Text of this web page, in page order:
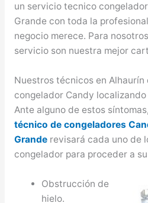
un servicio tecnico
Grande con toda la
negocio merece. Para
servicio son nuestra mejor
Nuestros técnicos en Alhaurín
congelador Candy
Ante alguno de estos
técnico de congeladores
Granderevisará cada uno de
congelador para proceder a
Obstrucción de
hielo.